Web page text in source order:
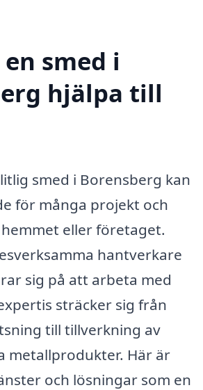
smed i
hjälpa till
smed i Borensberg kan
för många projekt och
eller företaget.
hantverkare
sig på att arbeta med
sträcker sig från
till tillverkning av
metallprodukter. Här är
och lösningar som en